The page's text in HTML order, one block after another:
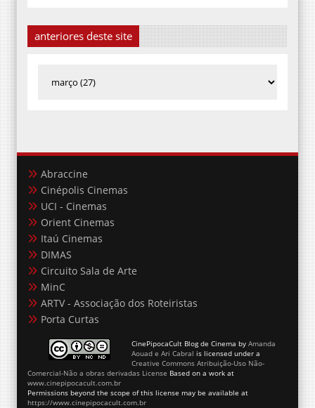
anteriores deste site
Abraccine
Cinépolis Cinemas
UCI - Cinemas
Orient Cinemas
Itaú Cinemas
DIMAS
Circuito Sala de Arte
MinC
ARTV - Associação dos Roteiristas
Porta Curtas
CinePipocaCult Blog de Cinema by Amanda
Aouad e Ari Cabral is licensed under a
Creative Commons Atribuição-Uso Não-
Comercial-Não a obras derivadas License Based on a work at
www.cinepipocacult.com.br
Permissions beyond the scope of this license may be available at
https://www.cinepipocacult.com.br